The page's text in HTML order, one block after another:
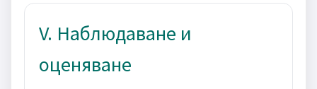
V. Наблюдаване и
оценяване